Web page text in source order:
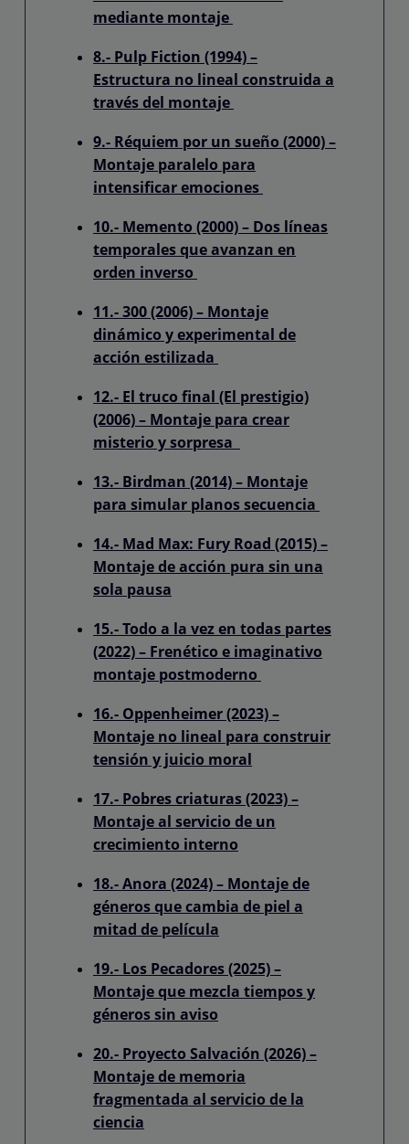
mediante montaje
8.- Pulp Fiction (1994) –
Estructura no lineal construida a
través del montaje
9.- Réquiem por un sueño (2000) –
Montaje paralelo para
intensificar emociones
10.- Memento (2000) – Dos líneas
temporales que avanzan en
orden inverso
11.- 300 (2006) – Montaje
dinámico y experimental de
acción estilizada
12.- El truco final (El prestigio)
(2006) – Montaje para crear
misterio y sorpresa
13.- Birdman (2014) – Montaje
para simular planos secuencia
14.- Mad Max: Fury Road (2015) –
Montaje de acción pura sin una
sola pausa
15.- Todo a la vez en todas partes
(2022) – Frenético e imaginativo
montaje postmoderno
16.- Oppenheimer (2023) –
Montaje no lineal para construir
tensión y juicio moral
17.- Pobres criaturas (2023) –
Montaje al servicio de un
crecimiento interno
18.- Anora (2024) – Montaje de
géneros que cambia de piel a
mitad de película
19.- Los Pecadores (2025) –
Montaje que mezcla tiempos y
géneros sin aviso
20.- Proyecto Salvación (2026) –
Montaje de memoria
fragmentada al servicio de la
ciencia